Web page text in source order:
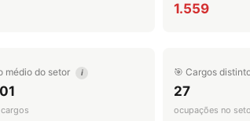
1.559
médio do setor i 🎯 Cargos
27
ocupações no